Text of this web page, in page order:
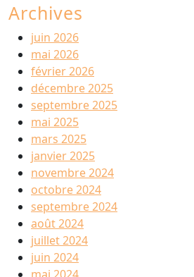
Archives
juin 2026
mai 2026
février 2026
décembre 2025
septembre 2025
mai 2025
mars 2025
janvier 2025
novembre 2024
octobre 2024
septembre 2024
août 2024
juillet 2024
juin 2024